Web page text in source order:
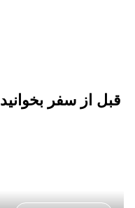
قبل از سفر بخوانید